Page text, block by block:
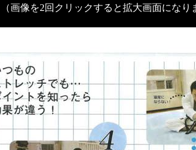
（画像を2回クリックすると拡大画面になり